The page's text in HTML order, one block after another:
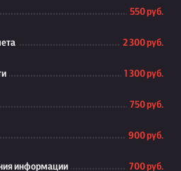
550 руб.
2 300 руб.
1 300 руб.
750 руб.
900 руб.
информации 700 руб.